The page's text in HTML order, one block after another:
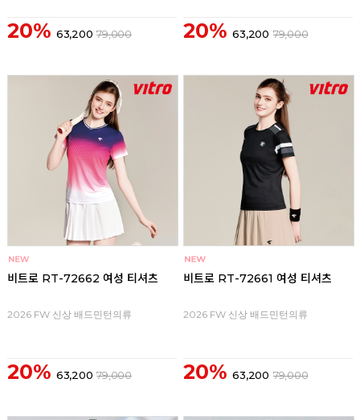
20% 63,200 79,000 20% 63,200 79,000
비트로 RT-72662 여성 티셔츠
2026 FW 신상 배드민턴의류
20% 63,200 79,000
비트로 RT-72661 여성 티셔츠
2026 FW 신상 배드민턴의류
20% 63,200 79,000